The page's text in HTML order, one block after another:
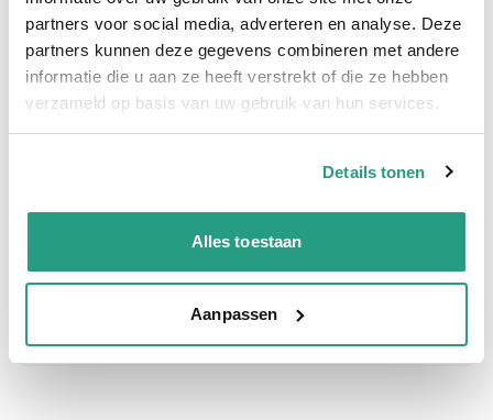
partners voor social media, adverteren en analyse. Deze
partners kunnen deze gegevens combineren met andere
informatie die u aan ze heeft verstrekt of die ze hebben
verzameld op basis van uw gebruik van hun services.
Details tonen
Alles toestaan
Aanpassen
Meer informatie
Meer informatie
Maatvoering koppeling 159mm x 6"
Verzinkt
Vragen? Neem dan nu contact op
We zijn beschikbaar van ma t/m vr van 08:00 tot 17:00 uur.